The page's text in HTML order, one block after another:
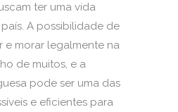
ter uma vida
A possibilidade de
e morar legalmente na
de muitos, e a
pode ser uma das
e eficientes para